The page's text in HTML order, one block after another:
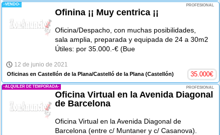
-VENDO- PROFESIONAL
Ofinina ¡¡ Muy centrica ¡¡
Oficina/Despacho, con muchas posibilidades,
sala amplia, preparada y equipada de 24 a 30m2
Útiles: por 35.000.-€ (Bue
12 de junio de 2021
Oficinas en Castellón de la Plana/Castelló de la Plana (Castellón) 35.000€
-ALQUILER DE TEMPORADA- PROFESIONAL
Oficina Virtual en la Avenida Diagonal
de Barcelona
Oficina Virtual en la Avenida Diagonal de
Barcelona (entre c/ Muntaner y c/ Casanova).